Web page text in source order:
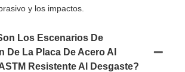
y los impactos.
Los Escenarios De
De La Placa De Acero Al
Resistente Al Desgaste?